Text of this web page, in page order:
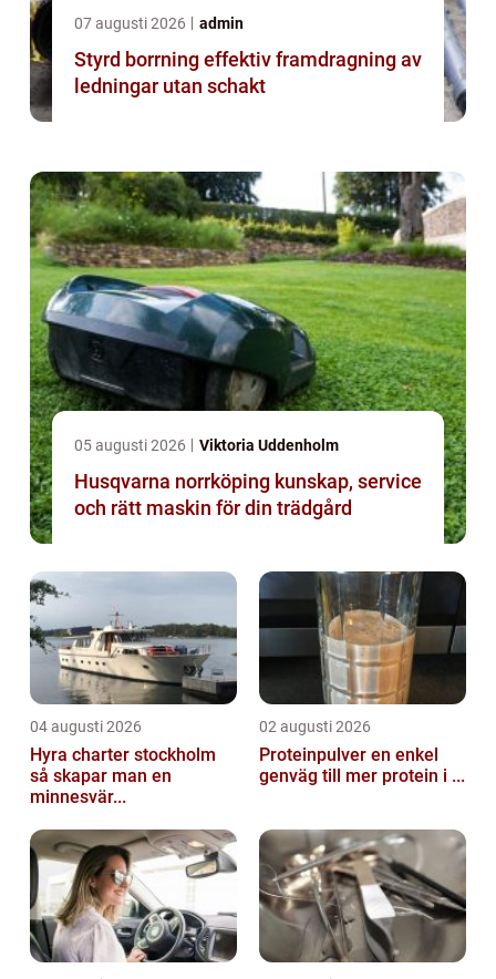
07 augusti 2026 admin
Styrd borrning effektiv framdragning av
ledningar utan schakt
05 augusti 2026 Viktoria Uddenholm
Husqvarna norrköping kunskap, service
och rätt maskin för din trädgård
04 augusti 2026
Hyra charter stockholm
så skapar man en
minnesvär...
02 augusti 2026
Proteinpulver en enkel
genväg till mer protein i ...